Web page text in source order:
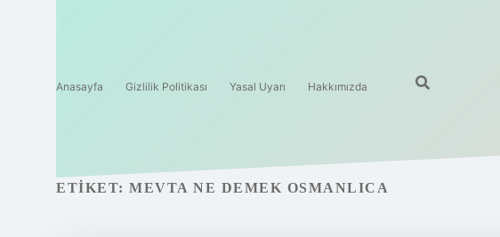
Anasayfa Gizlilik Politikası Yasal Uyarı Hakkımızda
ETIKET: MEVTA NE DEMEK OSMANLICA